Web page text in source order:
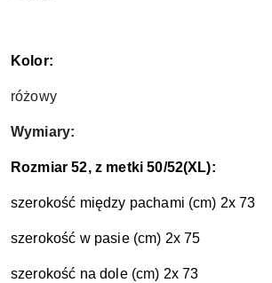
Kolor:
różowy
Wymiary:
Rozmiar 52, z metki 50/52(XL):
szerokość między pachami (cm) 2x 73
szerokość w pasie (cm) 2x 75
szerokość na dole (cm) 2x 73